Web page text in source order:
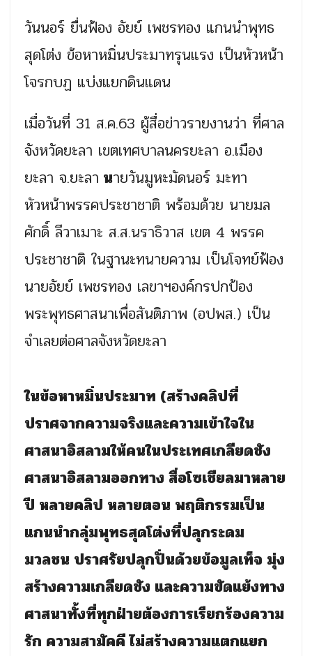
วันนอร์ ยื่นฟ้อง อัยย์ เพชรทอง แกนนำพุทธ
สุดโต่ง ข้อหาหมิ่นประมาทรุนแรง เป็นหัวหน้า
โจรกบฏ แบ่งแยกดินแดน
เมื่อวันที่ 31 ส.ค.63 ผู้สื่อข่าวรายงานว่า ที่ศาล
จังหวัดยะลา เขตเทศบาลนครยะลา อ.เมือง
ยะลา จ.ยะลา นายวันมูหะมัดนอร์ มะทา
หัวหน้าพรรคประชาชาติ พร้อมด้วย นายมล
ศักดิ์ ลีวาเมาะ ส.ส.นราธิวาส เขต 4 พรรค
ประชาชาติ ในฐานะทนายความ เป็นโจทย์ฟ้อง
นายอัยย์ เพชรทอง เลขาฯองค์กรปกป้อง
พระพุทธศาสนาเพื่อสันติภาพ (อปพส.) เป็น
จำเลยต่อศาลจังหวัดยะลา
ในข้อหาหมิ่นประมาท (สร้างคลิปที่
ปราศจากความจริงและความเข้าใจใน
ศาสนาอิสลามให้คนในประเทศเกลียดชัง
ศาสนาอิสลามออกทาง สื่อโซเชียลมาหลาย
ปี หลายคลิป หลายตอน พฤติกรรมเป็น
แกนนำกลุ่มพุทธสุดโต่งที่ปลุกระดม
มวลชน ปราศรัยปลุกปั่นด้วยข้อมูลเท็จ มุ่ง
สร้างความเกลียดชัง และความขัดแย้งทาง
ศาสนาทั้งที่ทุกฝ่ายต้องการเรียกร้องความ
รัก ความสามัคคี ไม่สร้างความแตกแยก